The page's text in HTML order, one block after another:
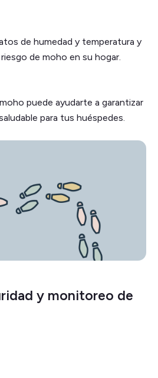
de humedad y temperatura y
de moho en su hogar.
puede ayudarte a garantizar
para tus huéspedes.
y monitoreo de